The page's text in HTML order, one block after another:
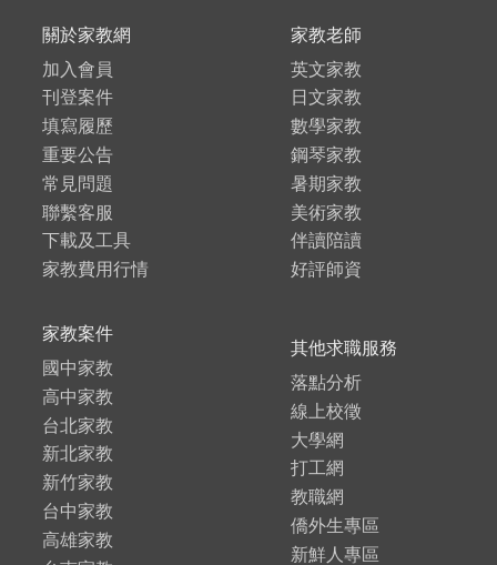
關於家教網
加入會員
刊登案件
填寫履歷
重要公告
常見問題
聯繫客服
下載及工具
家教費用行情
家教老師
英文家教
日文家教
數學家教
鋼琴家教
暑期家教
美術家教
伴讀陪讀
好評師資
家教案件
國中家教
高中家教
台北家教
新北家教
新竹家教
台中家教
高雄家教
其他求職服務
落點分析
線上校徵
大學網
打工網
教職網
僑外生專區
新鮮人專區